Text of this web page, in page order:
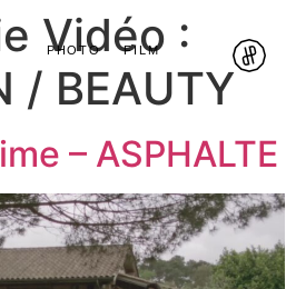
PHOTO FILM
Vidéo :
/ BEAUTY
– ASPHALTE